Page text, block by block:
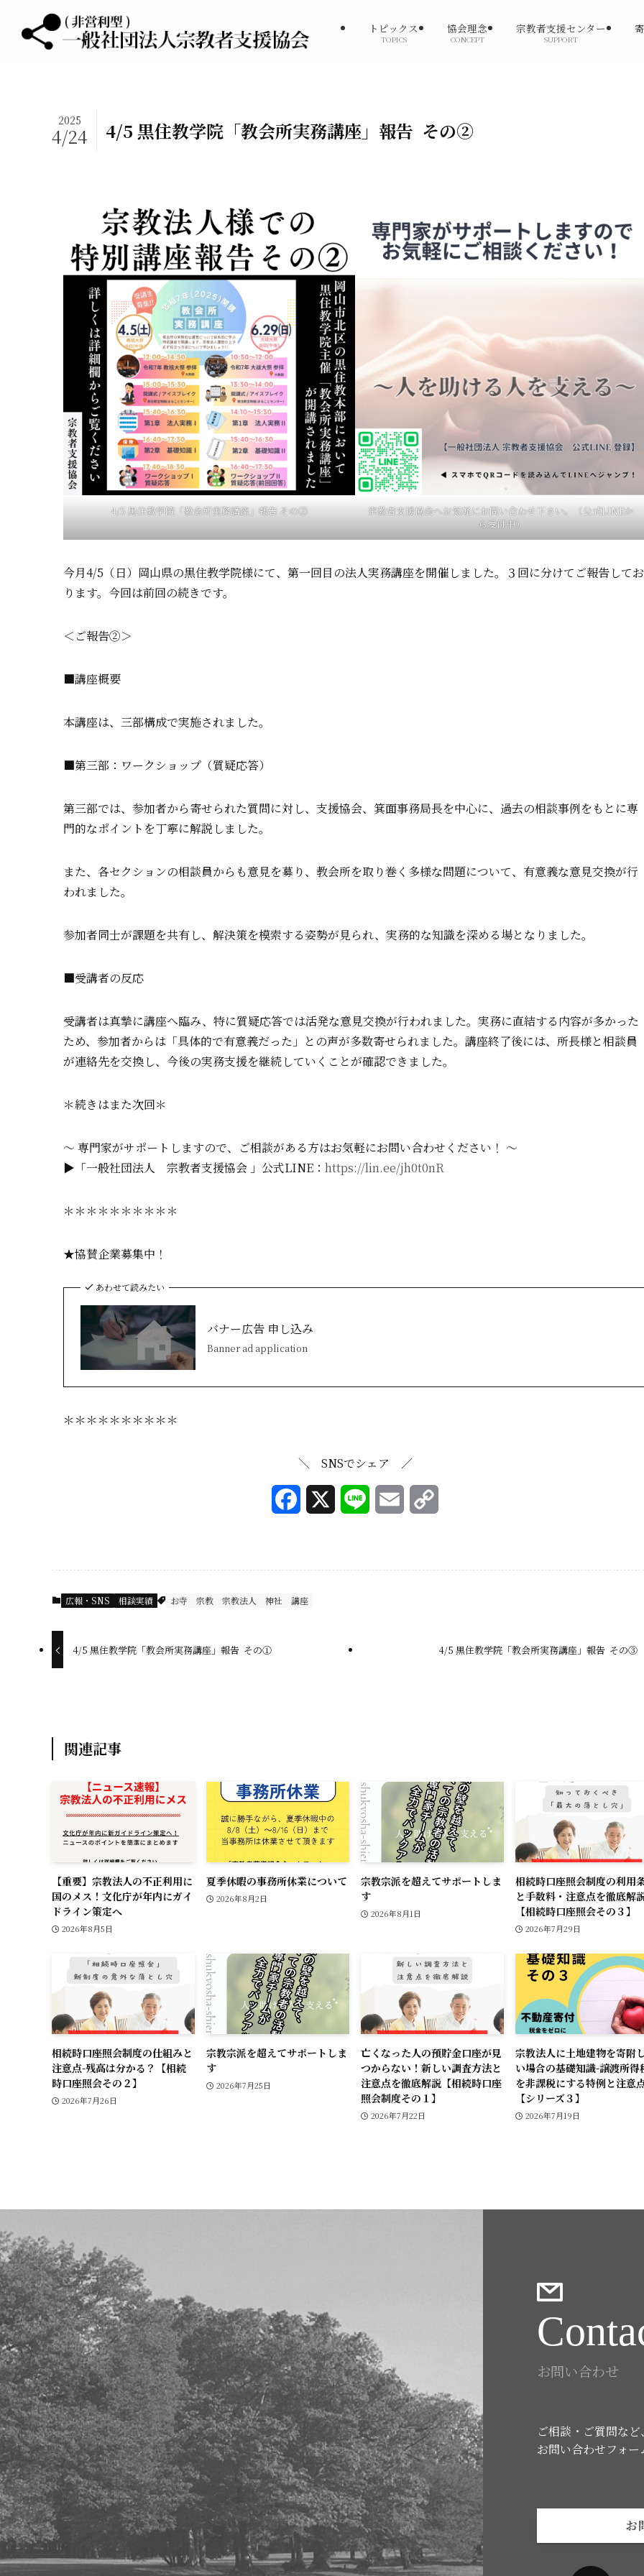
トピックス
TOPICS
協会理念
CONCEPT
宗教者支援センター
SUPPORT
4/5 黒住教学院「教会所実務講座」報告 その②
2025
4/24
4/5 黒住教学院「教会所実務講座」報告 その②
宗教者支援協会へお気軽にお問い合わせ下さい。（公式LINEか
ら受付中）
今月4/5（日）岡山県の黒住教学院様にて、第一回目の法人実務講座を開催しました。３回に分けてご報告してお
ります。今回は前回の続きです。
＜ご報告②＞
■講座概要
本講座は、三部構成で実施されました。
■第三部：ワークショップ（質疑応答）
第三部では、参加者から寄せられた質問に対し、支援協会、箕面事務局長を中心に、過去の相談事例をもとに専
門的なポイントを丁寧に解説しました。
また、各セクションの相談員からも意見を募り、教会所を取り巻く多様な問題について、有意義な意見交換が行
われました。
参加者同士が課題を共有し、解決策を模索する姿勢が見られ、実務的な知識を深める場となりました。
■受講者の反応
受講者は真摯に講座へ臨み、特に質疑応答では活発な意見交換が行われました。実務に直結する内容が多かった
ため、参加者からは「具体的で有意義だった」との声が多数寄せられました。講座終了後には、所長様と相談員
が連絡先を交換し、今後の実務支援を継続していくことが確認できました。
＊続きはまた次回＊
〜 専門家がサポートしますので、ご相談がある方はお気軽にお問い合わせください！ 〜
▶「一般社団法人 宗教者支援協会 」公式LINE： https://lin.ee/jh0t0nR
＊＊＊＊＊＊＊＊＊＊
★協賛企業募集中！
あわせて読みたい
バナー広告 申し込み
Banner ad application
＊＊＊＊＊＊＊＊＊＊
＼ SNSでシェア ／
i
広報・SNS 相談実績 お寺 宗教 宗教法人 神社 講座
4/5 黒住教学院「教会所実務講座」報告 その① 4/5 黒住教学院「教会所実務講座」報告 その③
関連記事
【重要】宗教法人の不正利用に
国のメス！文化庁が年内にガイ
ドライン策定へ
2026年8月5日
夏季休暇の事務所休業について
2026年8月2日
宗教宗派を超えてサポートしま
す
2026年8月1日
相続時口座照会制度の利用
と手数料・注意点を徹底解
【相続時口座照会その３】
2026年7月29日
相続時口座照会制度の仕組みと
注意点-残高は分かる？【相続
時口座照会その２】
2026年7月26日
宗教宗派を超えてサポートしま
す
2026年7月25日
亡くなった人の預貯金口座が見
つからない！新しい調査方法と
注意点を徹底解説【相続時口座
照会制度その１】
2026年7月22日
宗教法人に土地建物を寄附
い場合の基礎知識-譲渡所得
を非課税にする特例と注意
【シリーズ３】
2026年7月19日
お問い合わせ
ご相談・ご質問な
お問い合わせフォ
お